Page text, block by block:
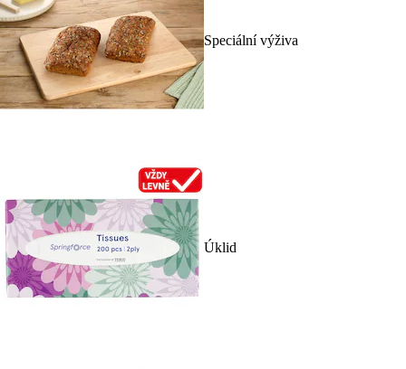
Speciální výživa
Úklid